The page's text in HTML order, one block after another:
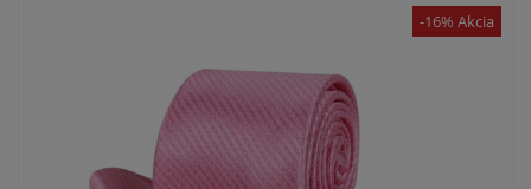
-16% Akcia